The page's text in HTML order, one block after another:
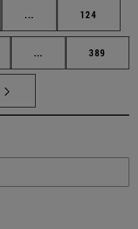
... Páginas intermedias
Página
124
... Páginas intermedias
Página
389